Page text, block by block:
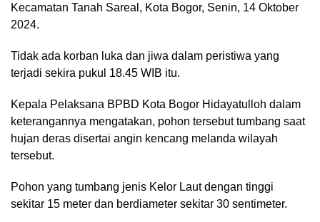
Kecamatan Tanah Sareal, Kota Bogor, Senin, 14 Oktober
2024.
Tidak ada korban luka dan jiwa dalam peristiwa yang
terjadi sekira pukul 18.45 WIB itu.
Kepala Pelaksana BPBD Kota Bogor Hidayatulloh dalam
keterangannya mengatakan, pohon tersebut tumbang saat
hujan deras disertai angin kencang melanda wilayah
tersebut.
Pohon yang tumbang jenis Kelor Laut dengan tinggi
sekitar 15 meter dan berdiameter sekitar 30 sentimeter.